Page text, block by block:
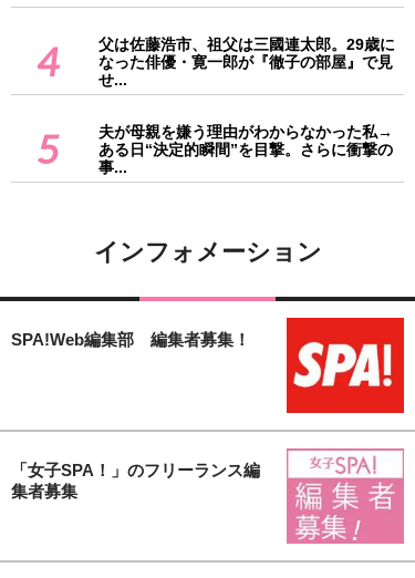
4
父は佐藤浩市、祖父は三國連太郎。29歳に
なった俳優・寛一郎が『徹子の部屋』で見
せ...
5
夫が母親を嫌う理由がわからなかった私→
ある日“決定的瞬間”を目撃。さらに衝撃の
事...
インフォメーション
SPA!Web編集部 編集者募集！
「女子SPA！」のフリーランス編
集者募集